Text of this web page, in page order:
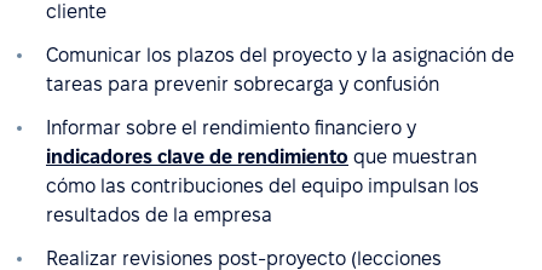
cliente
Comunicar los plazos del proyecto y la asignación de
tareas para prevenir sobrecarga y confusión
Informar sobre el rendimiento financiero y
indicadores clave de rendimiento que muestran
cómo las contribuciones del equipo impulsan los
resultados de la empresa
Realizar revisiones post-proyecto (lecciones